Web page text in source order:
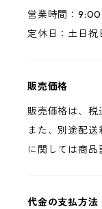
営業時間：
定休日：土日祝
販売価格
販売価格は、税
また、別途配
に関しては商品
代金の支払方法